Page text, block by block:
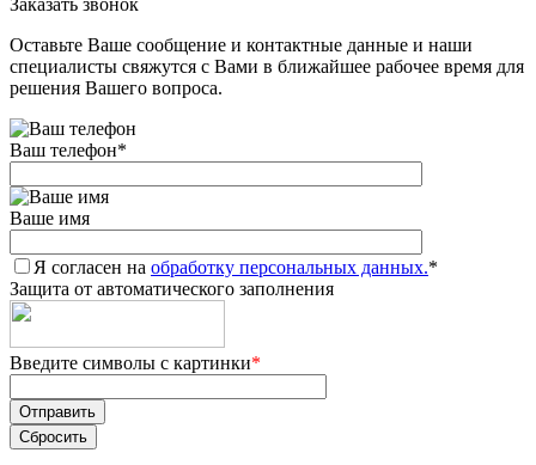
Заказать звонок
Оставьте Ваше сообщение и контактные данные и наши
специалисты свяжутся с Вами в ближайшее рабочее время для
решения Вашего вопроса.
Ваш телефон*
Ваше имя
Я согласен на обработку персональных данных.*
Защита от автоматического заполнения
Введите символы с картинки*